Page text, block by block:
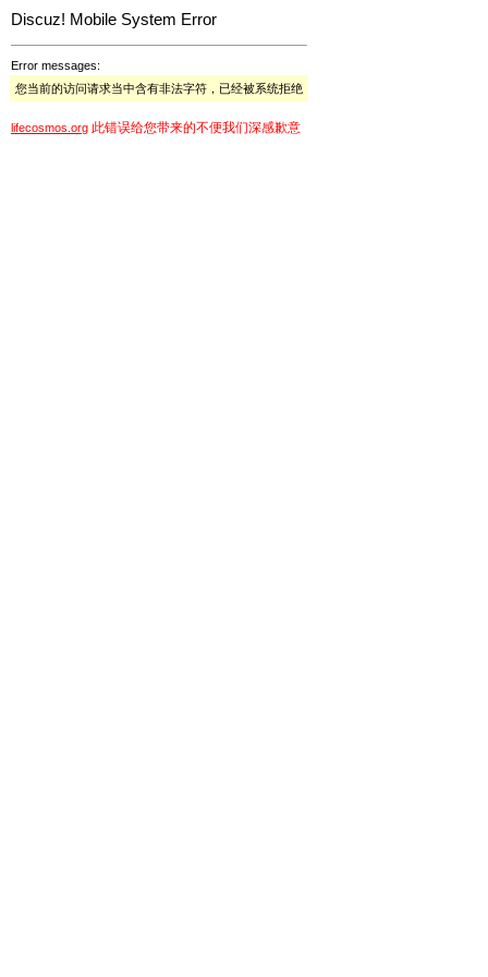
Discuz! Mobile System Error
Error messages:
您当前的访问请求当中含有非法字符，已经被系统拒绝
lifecosmos.org 此错误给您带来的不便我们深感歉意